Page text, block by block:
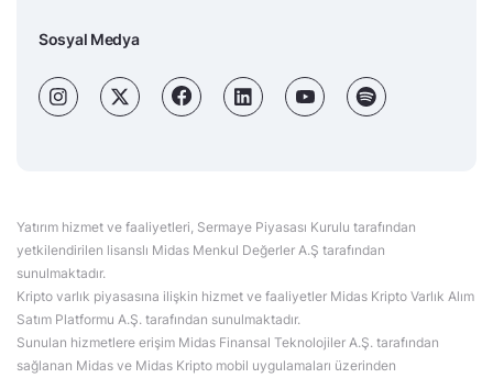
Sosyal Medya
Yatırım hizmet ve faaliyetleri, Sermaye Piyasası Kurulu tarafından
yetkilendirilen lisanslı Midas Menkul Değerler A.Ş tarafından
sunulmaktadır.
Kripto varlık piyasasına ilişkin hizmet ve faaliyetler Midas Kripto Varlık Alım
Satım Platformu A.Ş. tarafından sunulmaktadır.
Sunulan hizmetlere erişim Midas Finansal Teknolojiler A.Ş. tarafından
sağlanan Midas ve Midas Kripto mobil uygulamaları üzerinden